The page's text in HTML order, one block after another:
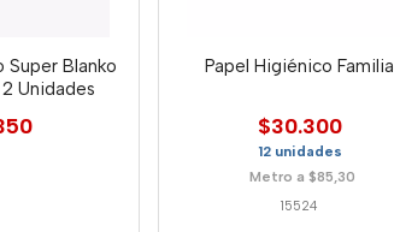
Super Blanko
Unidades
Papel Higiénico Familia
$30.300
12 unidades
Metro a $85,30
15524